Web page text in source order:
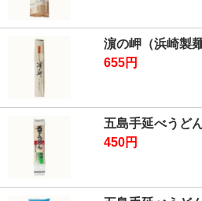
濵の岬（浜崎製麺
655円
五島手延べうど
450円